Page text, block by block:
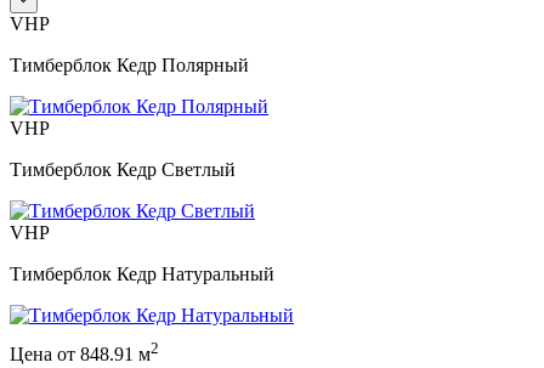
VHP
Тимберблок Кедр Полярный
VHP
Тимберблок Кедр Светлый
VHP
Тимберблок Кедр Натуральный
Цена от 848.91 м2